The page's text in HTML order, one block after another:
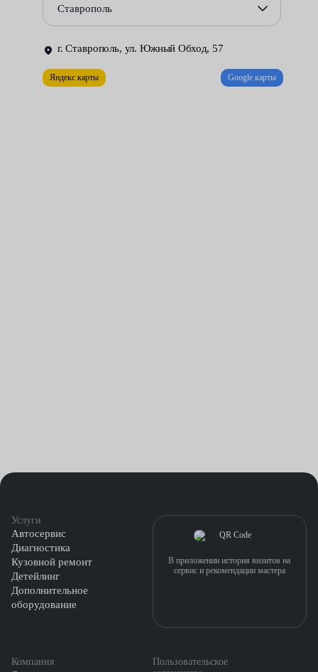
раскачка машины в движении, нестабильный ход и
гул в зоне ступицы, усиливающийся по мере роста
Ставрополь
г. Ставрополь, ул. Южный Обход, 57
Яндекс карты Google карты
Услуги
Автосервис
Диагностика
Кузовной ремонт
Детейлинг
Дополнительное
оборудование
Компания
Пользовательское
В приложении история визитов на
сервис и рекомендации мастера